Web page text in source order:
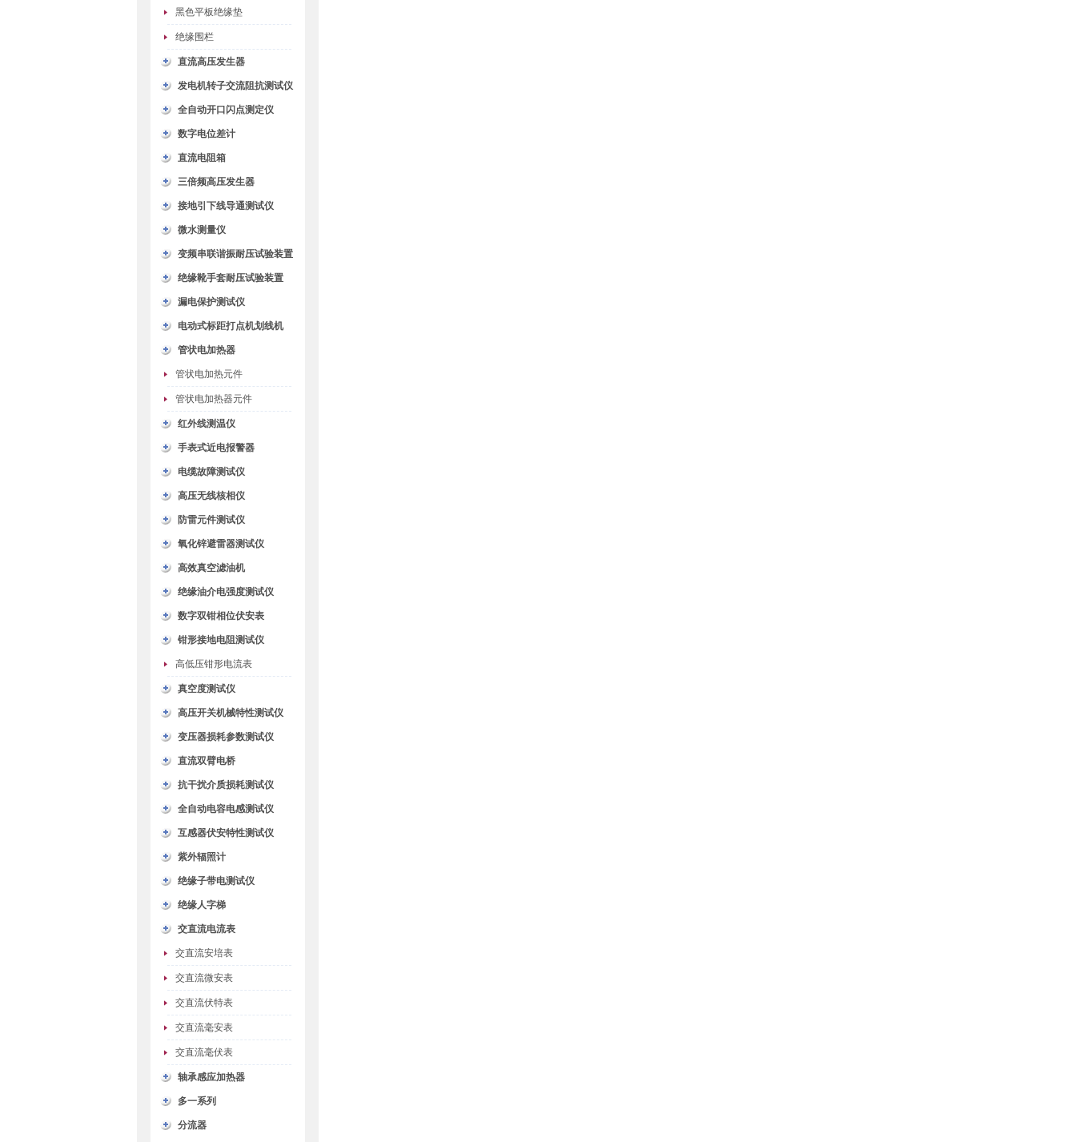
黑色平板绝缘垫
绝缘围栏
直流高压发生器
发电机转子交流阻抗测试仪
全自动开口闪点测定仪
数字电位差计
直流电阻箱
三倍频高压发生器
接地引下线导通测试仪
微水测量仪
变频串联谐振耐压试验装置
绝缘靴手套耐压试验装置
漏电保护测试仪
电动式标距打点机划线机
管状电加热器
管状电加热元件
管状电加热器元件
红外线测温仪
手表式近电报警器
电缆故障测试仪
高压无线核相仪
防雷元件测试仪
氧化锌避雷器测试仪
高效真空滤油机
绝缘油介电强度测试仪
数字双钳相位伏安表
钳形接地电阻测试仪
高低压钳形电流表
真空度测试仪
高压开关机械特性测试仪
变压器损耗参数测试仪
直流双臂电桥
抗干扰介质损耗测试仪
全自动电容电感测试仪
互感器伏安特性测试仪
紫外辐照计
绝缘子带电测试仪
绝缘人字梯
交直流电流表
交直流安培表
交直流微安表
交直流伏特表
交直流毫安表
交直流毫伏表
轴承感应加热器
多一系列
分流器